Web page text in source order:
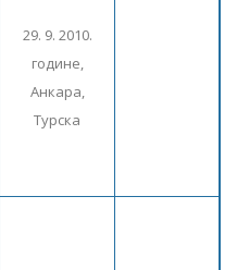
29. 9. 2010.
године,
Анкара,
Турска